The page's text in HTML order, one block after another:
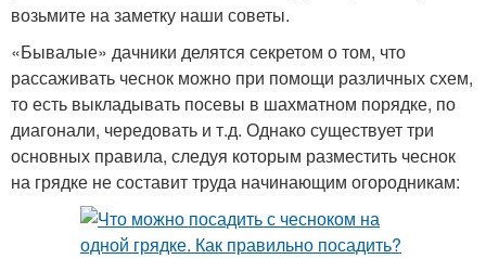
возьмите на заметку наши советы.
«Бывалые» дачники делятся секретом о том, что
рассаживать чеснок можно при помощи различных схем,
то есть выкладывать посевы в шахматном порядке, по
диагонали, чередовать и т.д. Однако существует три
основных правила, следуя которым разместить чеснок
на грядке не составит труда начинающим огородникам: